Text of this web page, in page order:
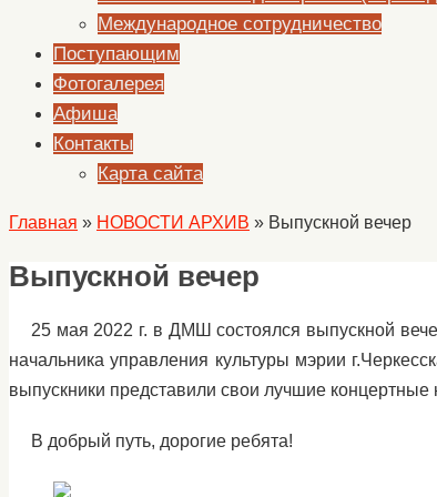
Международное сотрудничество
Поступающим
Фотогалерея
Афиша
Контакты
Карта сайта
Главная » НОВОСТИ АРХИВ » Выпускной вечер
Выпускной вечер
25 мая 2022 г. в ДМШ состоялся выпускной
начальника управления культуры мэрии
выпускники представили свои лучшие
В добрый путь, дорогие ребята!